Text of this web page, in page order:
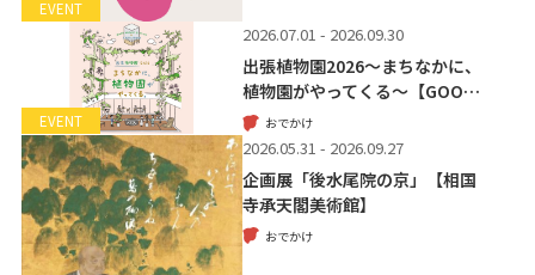
EVENT
EVENT
2026.07.01 - 2026.09.30
出張植物園2026～まちなかに、
植物園がやってくる～【GOO…
おでかけ
2026.05.31 - 2026.09.27
企画展「後水尾院の京」【相国
寺承天閣美術館】
おでかけ